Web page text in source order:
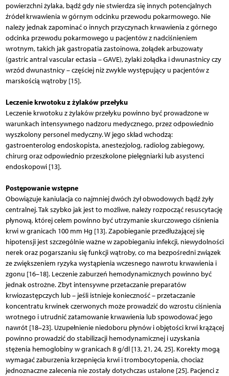
powierzchni żylaka, bądź gdy nie stwierdza się innych potencjalnych
źródeł krwawienia w górnym odcinku przewodu pokarmowego. Nie
należy jednak zapominać o innych przyczynach krwawienia z górnego
odcinka przewodu pokarmowego u pacjentów z nadciś­nieniem
wrotnym, takich jak gastropatia zastoinowa, żołądek arbuzowaty
(gastric antral vascular ectasia – GAVE), żylaki żołądka i dwunastnicy czy
wrzód dwunastnicy – częściej niż zwykle występujący u pacjentów z
marskością wątroby [15].
Leczenie krwotoku z żylaków przełyku
Leczenie krwotoku z żylaków przełyku powinno być prowadzone w
warunkach intensywnego nadzoru medycznego, przez odpowiednio
wyszkolony personel medyczny. W jego skład wchodzą:
gastroenterolog endoskopista, anestezjolog, radiolog zabiegowy,
chirurg oraz odpowiednio przeszkolone pielęgniarki lub asystenci
endoskopowi [13].
Postępowanie wstępne
Obowiązuje kaniulacja co najmniej dwóch żył obwodowych bądź żyły
centralnej. Tak szybko jak jest to możliwe, należy rozpocząć resuscytację
płynową, której celem powinno być utrzymanie skurczowego ciśnienia
krwi w granicach 100 mm Hg [13]. Zapobieganie przedłużającej się
hipotensji jest szczególnie ważne w zapobieganiu infekcji, niewydolności
nerek oraz pogarszaniu się funkcji wątroby, co ma bezpośredni związek
ze zwiększeniem ryzyka wystąpienia wczesnego nawrotu krwawienia i
zgonu [16–18]. Leczenie zaburzeń hemodynamicznych powinno być
jednak ostrożne. Zbyt intensywne przetaczanie preparatów
krwiozastępczych lub – jeśli istnieje konieczność – przetaczanie
koncentratu krwinek czerwonych może prowadzić do wzrostu ciśnienia
wrotnego i utrudnić zatamowanie krwawienia lub spowodować jego
nawrót [18–23]. Uzupełnienie niedoboru płynów i objętości krwi krążącej
powinno prowadzić do stabilizacji hemodynamicznej i uzyskania
stężenia hemoglobiny w granicach 8 g/dl [13, 21, 24, 25]. Korekty mogą
wymagać zaburzenia krzepnięcia krwi i trombocytopenia, chociaż
jednoznaczne zalecenia nie zostały dotychczas ustalone [25]. Pacjenci z